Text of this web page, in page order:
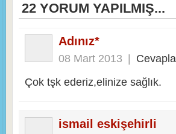
22 YORUM YAPILMIŞ...
Adınız*
08 Mart 2013 | Cevapla
Çok tşk ederiz,elinize sağlık.
ismail eskişehirli